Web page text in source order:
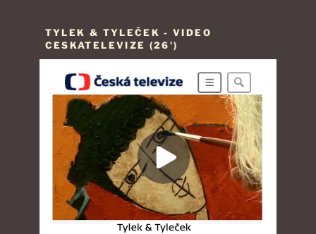
TYLEK & TYLEČEK - VIDEO
CESKATELEVIZE (26')